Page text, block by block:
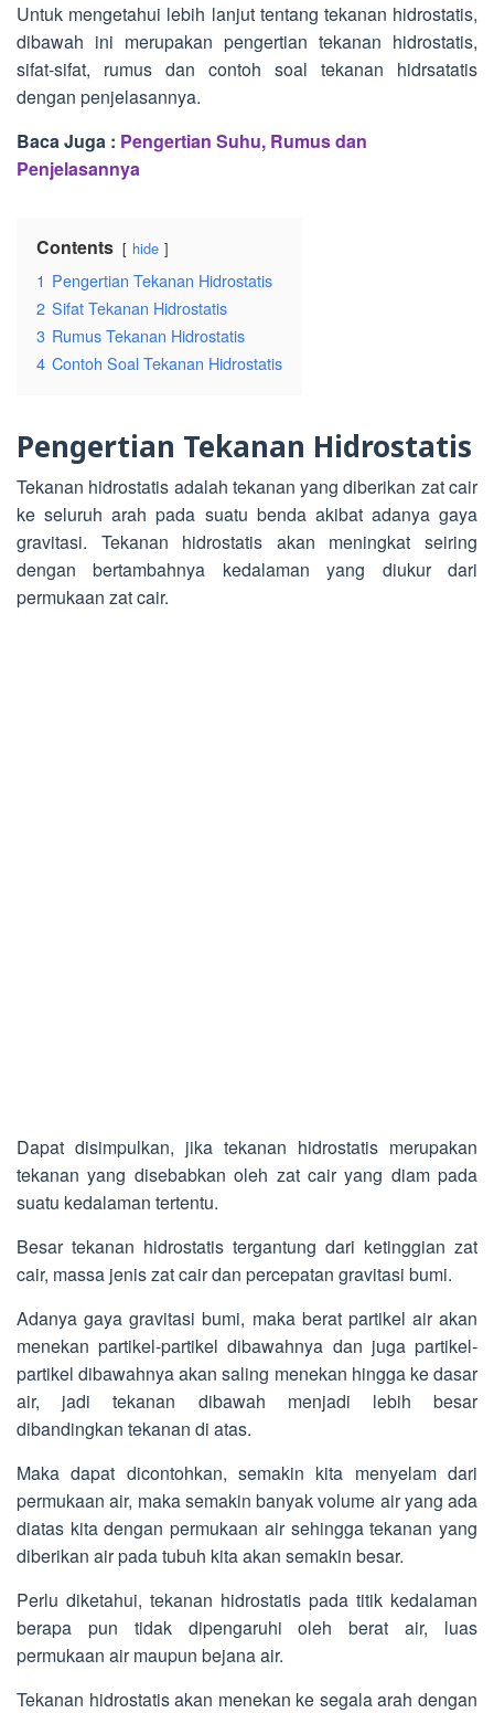
Untuk mengetahui lebih lanjut tentang tekanan hidrostatis,
dibawah ini merupakan pengertian tekanan hidrostatis,
sifat-sifat, rumus dan contoh soal tekanan hidrsatatis
dengan penjelasannya.
Baca Juga : Pengertian Suhu, Rumus dan
Penjelasannya
Contents hide
1 Pengertian Tekanan Hidrostatis
2 Sifat Tekanan Hidrostatis
3 Rumus Tekanan Hidrostatis
4 Contoh Soal Tekanan Hidrostatis
Pengertian Tekanan Hidrostatis
Tekanan hidrostatis adalah tekanan yang diberikan zat cair
ke seluruh arah pada suatu benda akibat adanya gaya
gravitasi. Tekanan hidrostatis akan meningkat seiring
dengan bertambahnya kedalaman yang diukur dari
permukaan zat cair.
Dapat disimpulkan, jika tekanan hidrostatis merupakan
tekanan yang disebabkan oleh zat cair yang diam pada
suatu kedalaman tertentu.
Besar tekanan hidrostatis tergantung dari ketinggian zat
cair, massa jenis zat cair dan percepatan gravitasi bumi.
Adanya gaya gravitasi bumi, maka berat partikel air akan
menekan partikel-partikel dibawahnya dan juga partikel-
partikel dibawahnya akan saling menekan hingga ke dasar
air, jadi tekanan dibawah menjadi lebih besar
dibandingkan tekanan di atas.
Maka dapat dicontohkan, semakin kita menyelam dari
permukaan air, maka semakin banyak volume air yang ada
diatas kita dengan permukaan air sehingga tekanan yang
diberikan air pada tubuh kita akan semakin besar.
Perlu diketahui, tekanan hidrostatis pada titik kedalaman
berapa pun tidak dipengaruhi oleh berat air, luas
permukaan air maupun bejana air.
Tekanan hidrostatis akan menekan ke segala arah dengan